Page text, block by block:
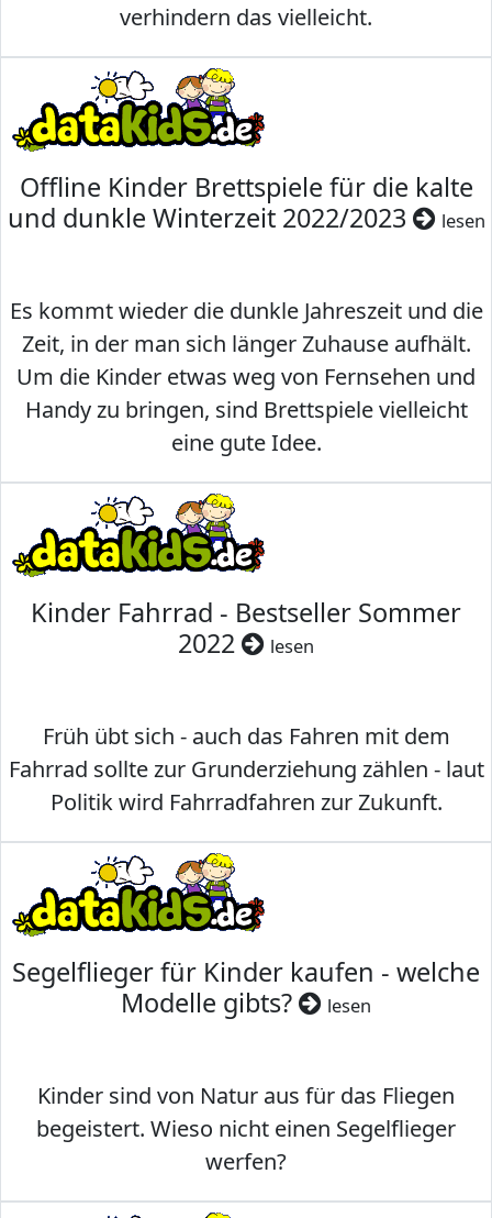
verhindern das vielleicht.
Offline Kinder Brettspiele für die kalte
und dunkle Winterzeit 2022/2023
lesen
Es kommt wieder die dunkle Jahreszeit und die
Zeit, in der man sich länger Zuhause aufhält.
Um die Kinder etwas weg von Fernsehen und
Handy zu bringen, sind Brettspiele vielleicht
eine gute Idee.
Kinder Fahrrad - Bestseller Sommer
2022
lesen
Früh übt sich - auch das Fahren mit dem
Fahrrad sollte zur Grunderziehung zählen - laut
Politik wird Fahrradfahren zur Zukunft.
Segelflieger für Kinder kaufen - welche
Modelle gibts?
lesen
Kinder sind von Natur aus für das Fliegen
begeistert. Wieso nicht einen Segelflieger
werfen?